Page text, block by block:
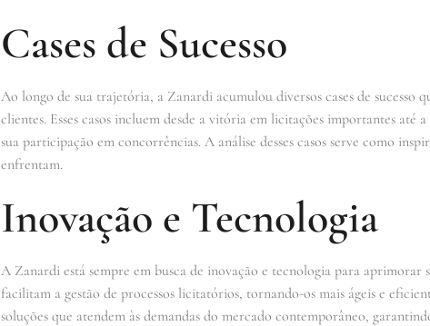
Cases de Sucesso
Ao longo de sua trajetória, a Zanardi acumulou diversos cases de sucesso
clientes. Esses casos incluem desde a vitória em licitações importantes até
sua participação em concorrências. A análise desses casos serve como
enfrentam.
Inovação e Tecnologia
A Zanardi está sempre em busca de inovação e tecnologia para aprimorar
facilitam a gestão de processos licitatórios, tornando-os mais ágeis e
soluções que atendem às demandas do mercado contemporâneo,